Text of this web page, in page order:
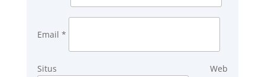
Email *
Situs Web